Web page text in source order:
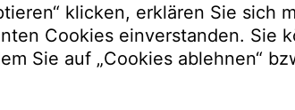
klicken, erklären Sie sich
Cookies einverstanden. Sie
Sie auf „Cookies ablehnen“